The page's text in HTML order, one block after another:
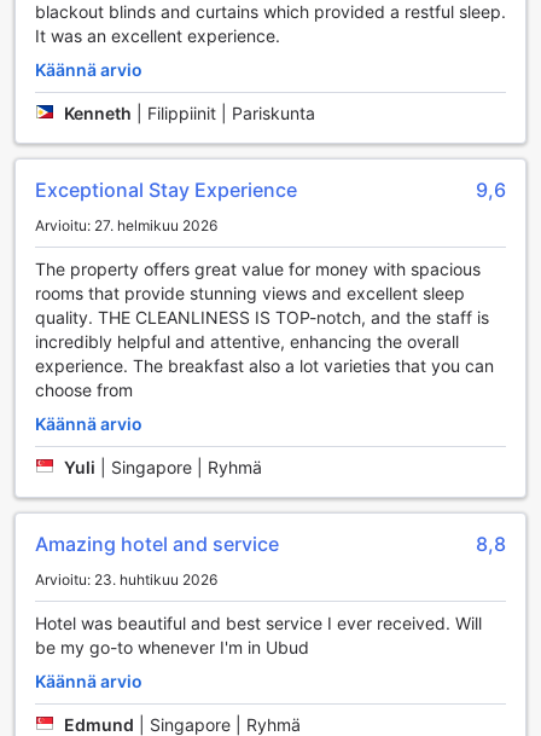
kuivauspesu, varmistavat, että vaatteesi pysyvät siisteinä
ja raikkaina koko loman ajan. Huonepalvelu on aina valmiina
palvelemaan sinua, ja voit luottaa turvallisuuslaatikoihin,
Hotellin concierge-palvelu on käytettävissäsi, mikä
suunnittelua. Ilmainen Wi-Fi on saatavilla kaikissa huoneissa
sekä julkisissa tiloissa, joten voit pysyä yhteydessä ystäviisi
ja perheeseesi tai suunnitella seuraavaa seikkailuasi.
Hotellissa on myös erikseen merkitty tupakointialue, joka
takaa mukavuutta kaikille vieraille. Express sisään- ja
uloskirjautuminen sekä matkatavaroiden säilytys
helpottavat matkustustasi, ja päivittäinen siivous pitää
huoneesi aina siistinä ja viihtyisänä.
Bisma Eight Ubudin Liikennöintipalvelut
Bisma Eight Ubud tarjoaa vierailleen monipuolisia
liikennöintipalveluja, jotka tekevät matkustamisesta
vaivatonta ja miellyttävää. Hotelli tarjoaa kätevän
lentokenttäkuljetuksen, joka varmistaa, että pääset perille
ilman stressiä. Olitpa sitten saapumassa tai lähtemässä,
asiantunteva henkilökunta on valmiina auttamaan sinua,
Lisäksi Bisma Eight Ubud tarjoaa asiakkailleen
mahdollisuuden nauttia erilaisista retkistä ja kiertueista,
jotka vievät sinut tutkimaan Ubudin kiehtovaa kulttuuria ja
upeita maisemia. Hotellin valet-parking-palvelu takaa, että
autosi on aina turvallisesti parkissa, ja ilmainen pysäköinti
paikan päällä helpottaa vierailustasi. Mikäli kaipaat
blackout blinds and curtains which provided a restful sleep.
It was an excellent experience.
Käännä arvio
Kenneth Filippiinit | Pariskunta
Exceptional Stay Experience 9,6
Arvioitu: 27. helmikuu 2026
The property offers great value for money with spacious
rooms that provide stunning views and excellent sleep
quality. THE CLEANLINESS IS TOP-notch, and the staff is
incredibly helpful and attentive, enhancing the overall
experience. The breakfast also a lot varieties that you can
choose from
Käännä arvio
Yuli Singapore | Ryhmä
Amazing hotel and service 8,8
Arvioitu: 23. huhtikuu 2026
Hotel was beautiful and best service I ever received. Will
be my go-to whenever I'm in Ubud
Käännä arvio
Edmund Singapore | Ryhmä